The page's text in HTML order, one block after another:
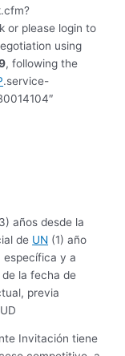
or please login to
using
, following the
.service-
años desde la
de UN (1) año
específica y a
la fecha de
previa
Invitación tiene